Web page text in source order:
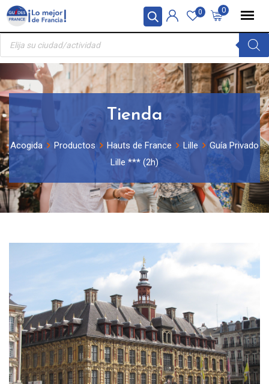
Panel de gestión de cookies
Skip
content
0
0
Búsqueda
productos
Tienda
Acogida Productos Hauts de France Lille
Guía Privado
Lille *** (2h)